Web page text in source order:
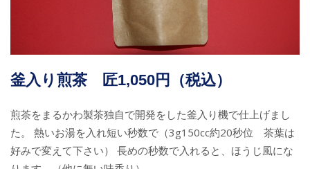
釜入り煎茶 匠1,050円（税込）
煎茶をまるかわ製茶独自で開発をした釜入り機で仕上げまし
た。 熱いお湯を入れ短い秒数で（3g150cc約20秒位 茶葉は
好みで変えて下さい） 長めの秒数で入れると、ほうじ風にな